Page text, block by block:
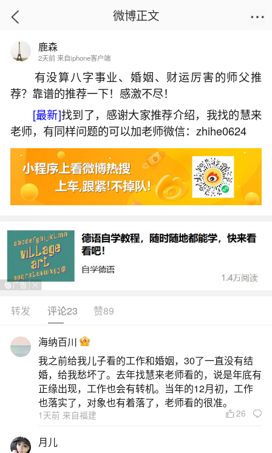
首页
虎年本命年犯太岁吗？
2026-07-07 12:31:12 21 9 赞
生活中像虎年本命年犯太岁吗？都是很常见的
问题，但是小问题不注意可能会引起大麻烦，下面
就这个问题给大家做一些解读：
1、本人是1986年的,在哪些年犯太岁或冲太岁
或害太岁。？？？
1986年出生的人属虎，因此在虎年会犯太岁。
虎年是指出生年份的属相年，对于1986年出生的人
来说，就是1986年本人的本命年，这一年犯太岁。
此外，猴年会冲太岁。冲太岁通常指的是与本命年
生肖相冲的年份，对个人运势有一定影响。对于属
虎的人来说，猴年是冲太岁的年份。而蛇年则会害
太岁。害太岁指的是与本命年生肖相害的年份，
2、虎年哪个属相犯太岁？
微博正文
鹿森
2天前 来自iphone客户端
有没算八字事业、婚姻、财运厉害的师父推
荐？靠谱的推荐一下！感激不尽！
[最新]找到了，感谢大家推荐介绍，我找的慧来
老师，有同样问题的可以加老师微信：zhihe0624
转发 评论23 赞89
海纳百川
我之前给我儿子看的工作和婚姻，30了一直没有结
婚，给我愁坏了。去年找慧来老师看的，说是年底有
正缘出现，工作也会有转机。当年的12月初，工作
也落实了，对象也有着落了，老师看的很准。
1天前 来自福建 26
月儿